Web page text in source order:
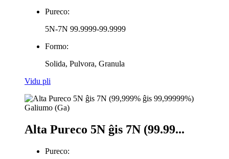
Pureco:
5N-7N 99.9999-99.9999
Formo:
Solida, Pulvora, Granula
Vidu pli
Alta Pureco 5N ĝis 7N (99.99...
Pureco: